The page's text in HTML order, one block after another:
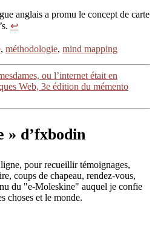
anglais a promu le concept de carte
↩
, méthodologie, mind mapping
ou l’internet était en
Web, 3e édition du mémento
» d’fxbodin
pour recueillir témoignages,
coups de chapeau, rendez-vous,
du "e-Moleskine" auquel je confie
choses et le monde.